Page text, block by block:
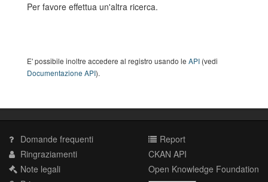
Per favore effettua un'altra ricerca.
E' possibile inoltre accedere al registro usando le API (vedi
Documentazione API).
Domande frequenti
Ringraziamenti
Note legali
Report
CKAN API
Open Knowledge Foundation